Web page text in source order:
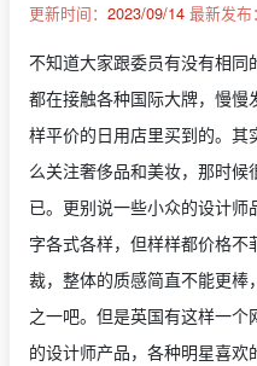
更新时间： 2023/09/14 最新发布：
不知道大家跟委员有没有相
都在接触各种国际大牌，慢
样平价的日用店里买到的。
么关注奢侈品和美妆，那时候
已。更别说一些小众的设计
字各式各样，但样样都价格
裁，整体的质感简直不能更
之一吧。但是英国有这样一
的设计师产品，各种明星喜